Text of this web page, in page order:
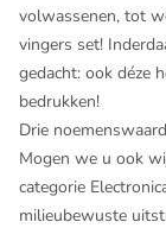
volwassenen, tot
vingers set!
gedacht: ook déze
bedrukken!
Drie
Mogen we u ook
categorie
milieubewuste